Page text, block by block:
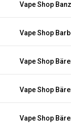
Vape Shop
Vape Shop
Vape Shop
Vape Shop
Vape Shop